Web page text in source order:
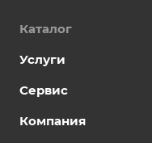
Каталог
Услуги
Сервис
Компания